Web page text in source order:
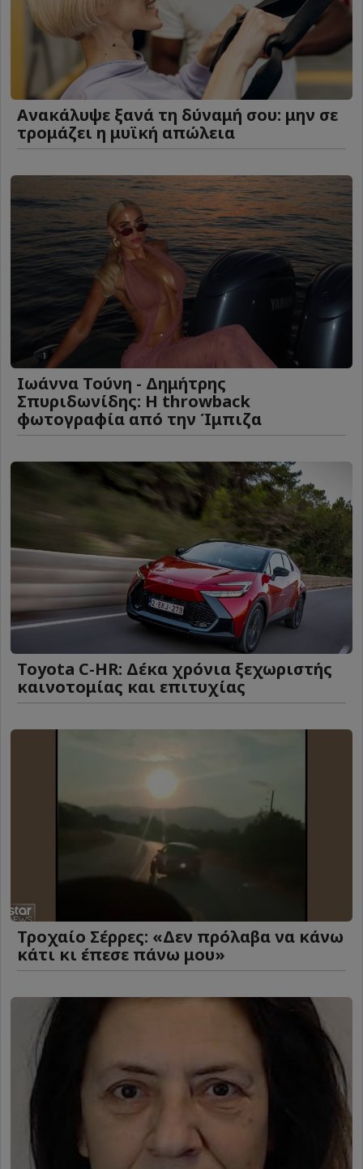
Ανακάλυψε ξανά τη δύναμή σου: μην σε
τρομάζει η μυϊκή απώλεια
Ιωάννα Τούνη - Δημήτρης
Σπυριδωνίδης: Η throwback
φωτογραφία από την Ίμπιζα
Toyota C-HR: Δέκα χρόνια ξεχωριστής
καινοτομίας και επιτυχίας
Τροχαίο Σέρρες: «Δεν πρόλαβα να κάνω
κάτι κι έπεσε πάνω μου»